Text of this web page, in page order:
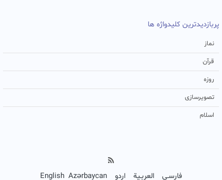
پربازدیدترین کلیدواژه ها
نماز
قرآن
روزه
تصویرسازی
اسلام
فارسـی العربـیة اردو Azərbaycan
English